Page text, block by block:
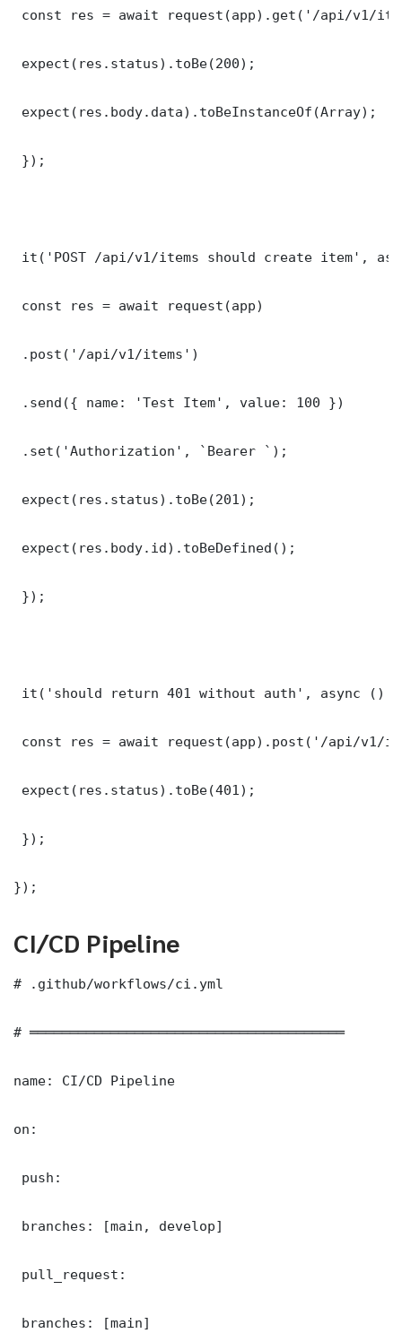
const res = await request(app).get('/api/v1/
expect(res.status).toBe(200);
expect(res.body.data).toBeInstanceOf(Array);
});
it('POST /api/v1/items should create item',
const res = await request(app)
.post('/api/v1/items')
.send({ name: 'Test Item', value: 100 })
.set('Authorization', `Bearer `);
expect(res.status).toBe(201);
expect(res.body.id).toBeDefined();
});
it('should return 401 without auth', async ()
const res = await request(app).post('/api/v1/
expect(res.status).toBe(401);
});
});
CI/CD Pipeline
# .github/workflows/ci.yml
# ═══════════════════════════════════════
name: CI/CD Pipeline
on:
push:
branches: [main, develop]
pull_request:
branches: [main]